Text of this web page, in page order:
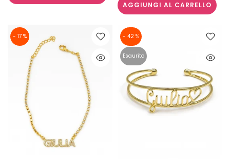
AGGIUNGI AL CARRELLO
- 17 % - 42 %
Esaurito